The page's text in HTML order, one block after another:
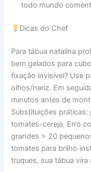
todo mundo
Dicas do Chef
Para tábua natalina
bem gelados para
fixação invisível? Use
olhos/nariz. Em
minutos antes de
Substituições
tomates-cereja. Erro
grandes > 20
tomates para brilho
truques, sua tábua